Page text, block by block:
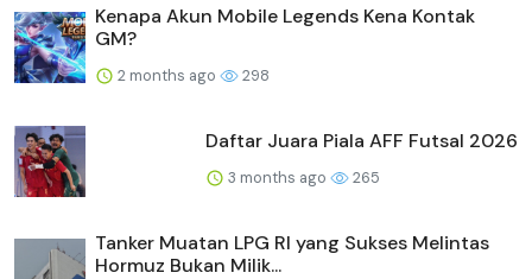
Kenapa Akun Mobile Legends Kena Kontak
GM?
2 months ago 298
Daftar Juara Piala AFF Futsal 2026
3 months ago 265
Tanker Muatan LPG RI yang Sukses Melintas
Hormuz Bukan Milik...